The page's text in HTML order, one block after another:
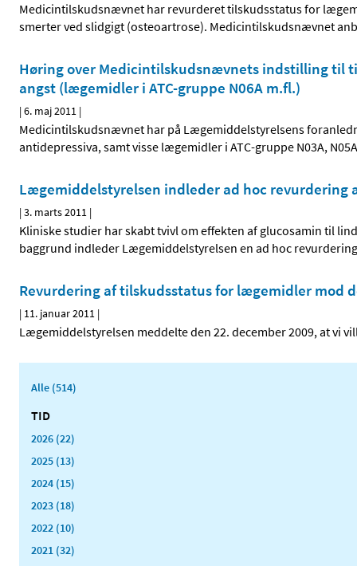
Medicintilskudsnævnet har revurderet tilskudsstatus for
smerter ved slidgigt (osteoartrose). Medicintilskudsnævnet
Høring over Medicintilskudsnævnets indstilling til
angst (lægemidler i ATC-gruppe N06A m.fl.)
|6. maj 2011 |
Medicintilskudsnævnet har på Lægemiddelstyrelsens
antidepressiva, samt visse lægemidler i ATC-gruppe N03A,
Lægemiddelstyrelsen indleder ad hoc revurdering
|3. marts 2011 |
Kliniske studier har skabt tvivl om effekten af glucosamin til
baggrund indleder Lægemiddelstyrelsen en ad hoc
Revurdering af tilskudsstatus for lægemidler mod
| 11. januar 2011 |
Lægemiddelstyrelsen meddelte den 22. december 2009, at vi
Alle (514)
TID
2026 (22)
2025 (13)
2024 (15)
2023 (18)
2022 (10)
2021 (32)